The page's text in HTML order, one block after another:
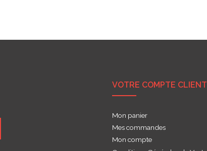
VOTRE COMPTE CLIENT
Mon panier
Mes commandes
Mon compte